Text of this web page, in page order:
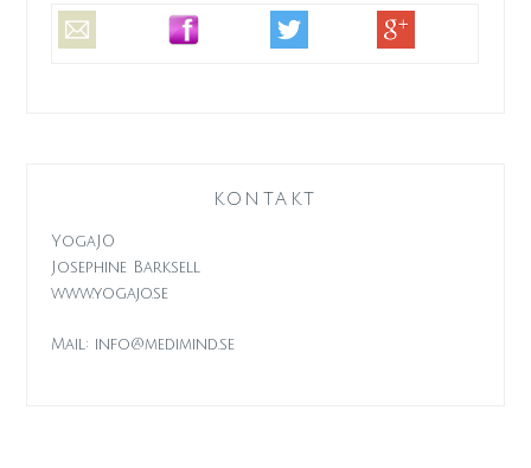
KONTAKT
YogaJO
Josephine Barksell
www.yogajo.se
Mail: info@medimind.se